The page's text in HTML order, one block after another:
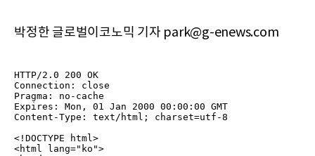
박정한 글로벌이코노믹 기자 park@g-enews.com